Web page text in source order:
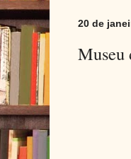
20 de
Museu